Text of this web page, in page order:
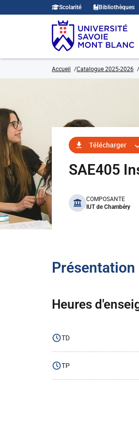
Scolarité Bibliothèques
Accueil Catalogue 2025-2026
Télécharger
SAE405
benefits
COMPOSANTE
IUT de Chambéry
Présentation
Heures
TD
TP